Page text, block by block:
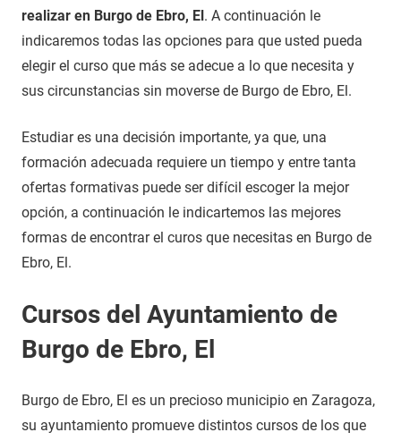
de
diciembre
2020
en
Zaragoza
realizar en Burgo de Ebro, El. A continuación le
indicaremos todas las opciones para que usted pueda
elegir el curso que más se adecue a lo que necesita y
sus circunstancias sin moverse de Burgo de Ebro, El.
Estudiar es una decisión importante, ya que, una
formación adecuada requiere un tiempo y entre tanta
ofertas formativas puede ser difícil escoger la mejor
opción, a continuación le indicartemos las mejores
formas de encontrar el curos que necesitas en Burgo de
Ebro, El.
Cursos del Ayuntamiento de
Burgo de Ebro, El
Burgo de Ebro, El es un precioso municipio en Zaragoza,
su ayuntamiento promueve distintos cursos de los que